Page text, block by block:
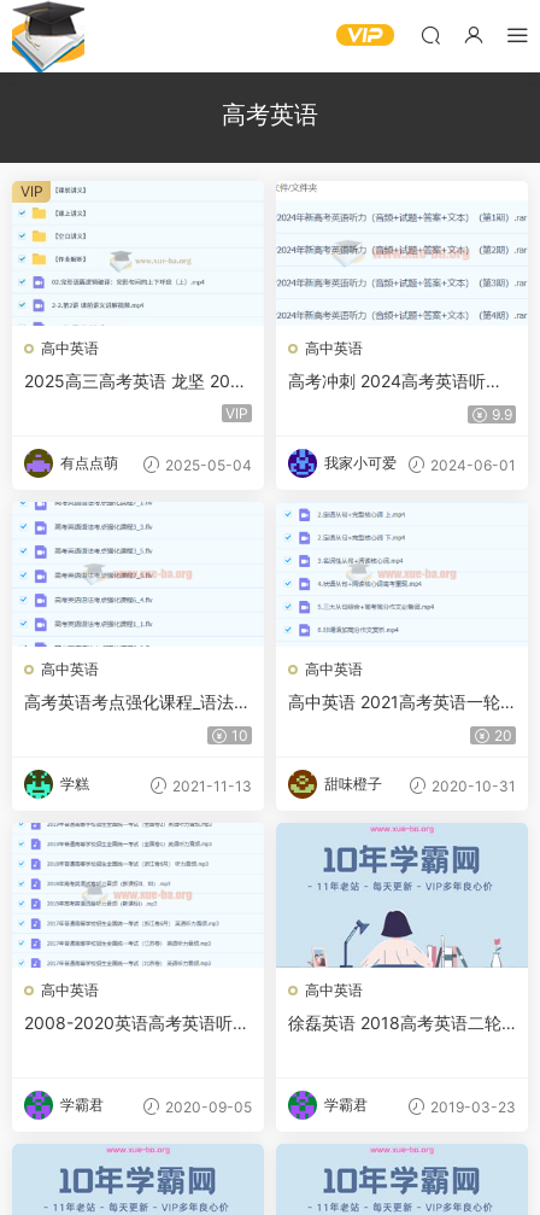
高考英语
高中英语
2025高三高考英语 龙坚 2025
全年全程一轮二轮暑假秋季寒
VIP
有点点萌 2025-05-04
VIP
高中英语
高考冲刺 2024高考英语听力
9.9
我家小可爱 2024-06-01
高中英语
高考英语考点强化课程_语法_
10
学糕 2021-11-13
高中英语
高中英语 2021高考英语一轮
20
甜味橙子 2020-10-31
高中英语
2008-2020英语高考英语听力
学霸君 2020-09-05
高中英语
徐磊英语 2018高考英语二轮
学霸君 2019-03-23